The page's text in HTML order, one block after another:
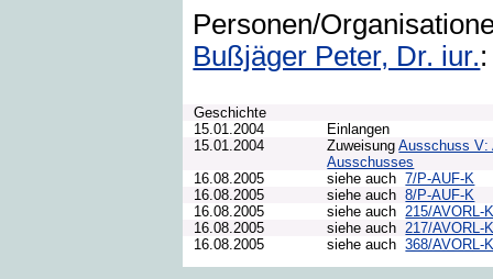
Personen/
Bußjäger Peter, Dr. iur.
Geschichte
15.01.2004
Einlangen
15.01.2004
ZuweisungAusschuss V:
Ausschusses
16.08.2005
siehe auch 7/P-AUF-K
16.08.2005
siehe auch 8/P-AUF-K
16.08.2005
siehe auch 215/AVORL-
16.08.2005
siehe auch 217/AVORL-
16.08.2005
siehe auch 368/AVORL-